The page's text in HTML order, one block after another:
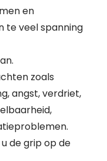
en
te veel spanning
zoals
angst, verdriet,
de grip op de